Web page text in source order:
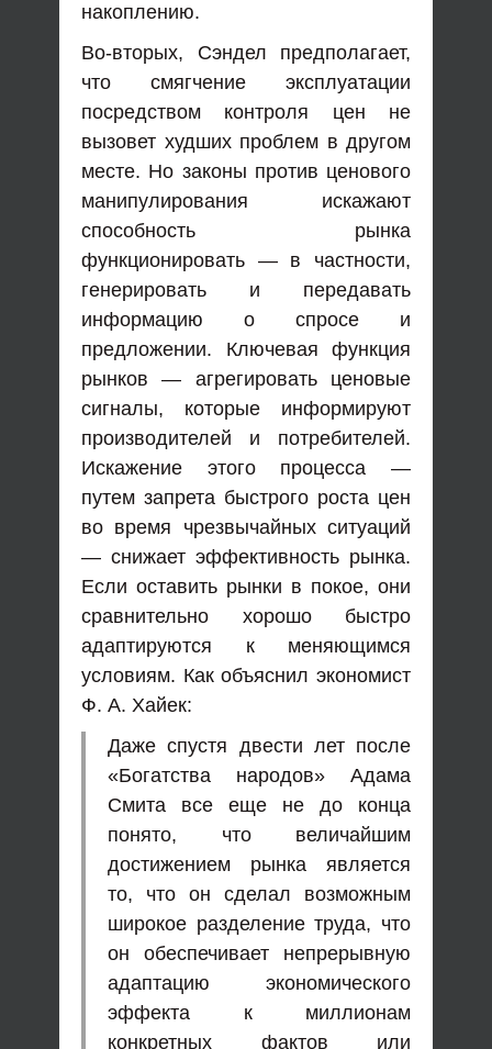
накоплению.
Во-вторых, Сэндел предполагает,
что смягчение эксплуатации
посредством контроля цен не
вызовет худших проблем в другом
месте. Но законы против ценового
манипулирования искажают
способность рынка
функционировать — в частности,
генерировать и передавать
информацию о спросе и
предложении. Ключевая функция
рынков — агрегировать ценовые
сигналы, которые информируют
производителей и потребителей.
Искажение этого процесса —
путем запрета быстрого роста цен
во время чрезвычайных ситуаций
— снижает эффективность рынка.
Если оставить рынки в покое, они
сравнительно хорошо быстро
адаптируются к меняющимся
условиям. Как объяснил экономист
Ф. А. Хайек:
Даже спустя двести лет после
«Богатства народов» Адама
Смита все еще не до конца
понято, что величайшим
достижением рынка является
то, что он сделал возможным
широкое разделение труда, что
он обеспечивает непрерывную
адаптацию экономического
эффекта к миллионам
конкретных фактов или